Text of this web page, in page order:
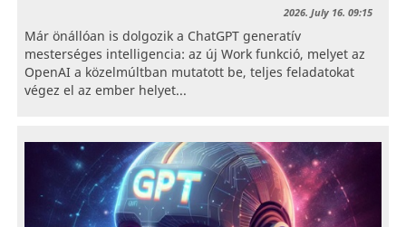
2026. July 16. 09:15
Már önállóan is dolgozik a ChatGPT generatív
mesterséges intelligencia: az új Work funkció, melyet az
OpenAI a közelmúltban mutatott be, teljes feladatokat
végez el az ember helyet...